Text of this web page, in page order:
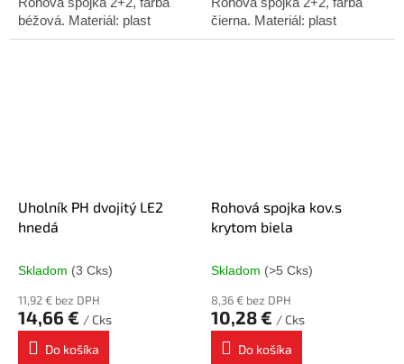
béžová. Materiál: plast
čierna. Materiál: plast
Uholník PH dvojitý LE2
hnedá
Skladom (3 Cks)
11,92 € bez DPH
14,66 € / Cks
Do košíka
Rohová spojka kov.s
krytom biela
Skladom (>5 Cks)
8,36 € bez DPH
10,28 € / Cks
Do košíka